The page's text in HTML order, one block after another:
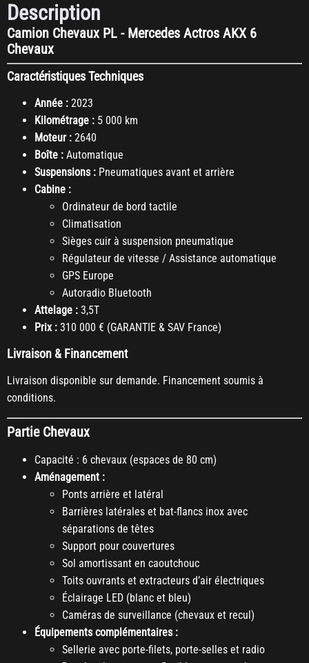
Description
Camion Chevaux PL - Mercedes Actros AKX 6
Chevaux
Caractéristiques Techniques
Année : 2023
Kilométrage : 5 000 km
Moteur : 2640
Boîte : Automatique
Suspensions : Pneumatiques avant et arrière
Cabine :
Ordinateur de bord tactile
Climatisation
Sièges cuir à suspension pneumatique
Régulateur de vitesse / Assistance automatique
GPS Europe
Autoradio Bluetooth
Attelage : 3,5T
Prix : 310 000 € (GARANTIE & SAV France)
Livraison & Financement
Livraison disponible sur demande. Financement soumis à
conditions.
Partie Chevaux
Capacité : 6 chevaux (espaces de 80 cm)
Aménagement :
Ponts arrière et latéral
Barrières latérales et bat-flancs inox avec
séparations de têtes
Support pour couvertures
Sol amortissant en caoutchouc
Toits ouvrants et extracteurs d’air électriques
Éclairage LED (blanc et bleu)
Caméras de surveillance (chevaux et recul)
Équipements complémentaires :
Sellerie avec porte-filets, porte-selles et radio